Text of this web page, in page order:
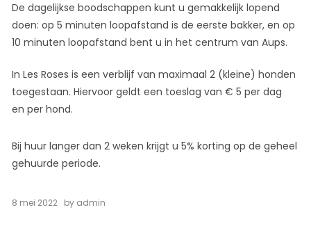
De dagelijkse boodschappen kunt u gemakkelijk lopend
doen: op 5 minuten loopafstand is de eerste bakker, en op
10 minuten loopafstand bent u in het centrum van Aups.
In Les Roses is een verblijf van maximaal 2 (kleine) honden
toegestaan. Hiervoor geldt een toeslag van € 5 per dag
en per hond.
Bij huur langer dan 2 weken krijgt u 5% korting op de geheel
gehuurde periode.
8 mei 2022 by admin